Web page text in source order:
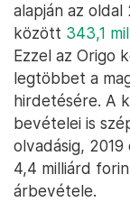
alapján az oldal
között 343,1
Ezzel az Origo
legtöbbet a
hirdetésére. A
bevételei is
olvadásig,
4,4 milliárd
árbevétele.